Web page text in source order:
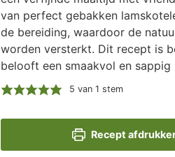
van perfect gebakken
de bereiding, waardoor de
worden versterkt. Dit recept is
belooft een smaakvol en
5 van 1 stem
Recept